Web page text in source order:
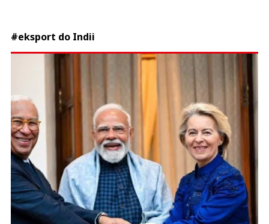
#eksport do Indii